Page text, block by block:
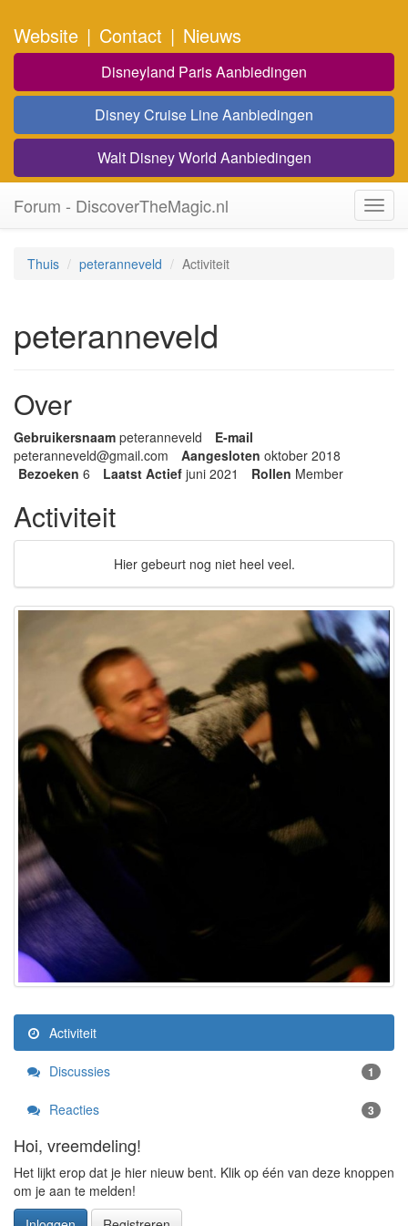
Website | Contact | Nieuws
Disneyland Paris Aanbiedingen
Disney Cruise Line Aanbiedingen
Walt Disney World Aanbiedingen
Forum - DiscoverTheMagic.nl
Thuis peteranneveld Activiteit
peteranneveld
Over
Gebruikersnaam peteranneveld
E-mail
peteranneveld@gmail.com Aangesloten oktober 2018
Bezoeken 6 Laatst Actief juni 2021 Rollen Member
Activiteit
Hier gebeurt nog niet heel veel.
Activiteit
Discussies 1
Reacties 3
Hoi, vreemdeling!
Het lijkt erop dat je hier nieuw bent. Klik op één van deze knoppen
om je aan te melden!